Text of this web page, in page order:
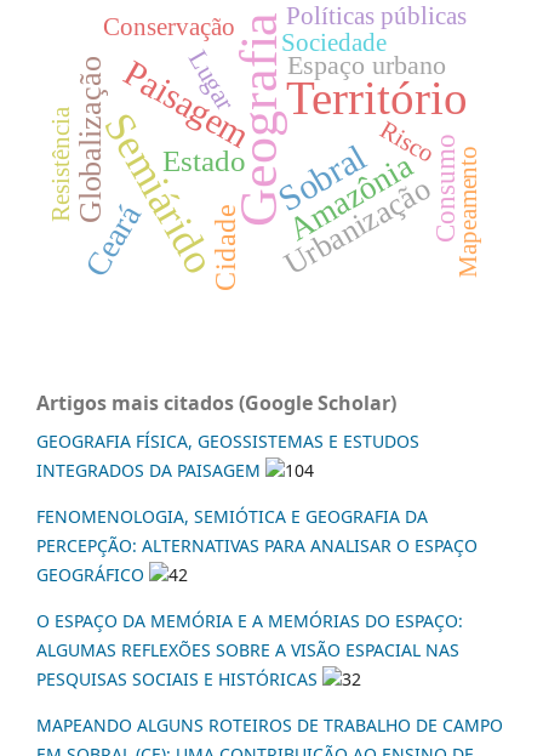
GeografiaTerritório
Semiárido Sobral
Paisagem
Ceará Amazônia
Globalização
Urbanização
Cidade
Estado Consumo
Espaço urbano
Lugar
Resistência Mapeamento
Risco
Sociedade
Políticas públicas
Conservação
Artigos mais citados (Google Scholar)
GEOGRAFIA FÍSICA, GEOSSISTEMAS E ESTUDOS
INTEGRADOS DA PAISAGEM
104
FENOMENOLOGIA, SEMIÓTICA E GEOGRAFIA DA
PERCEPÇÃO: ALTERNATIVAS PARA ANALISAR O ESPAÇO
GEOGRÁFICO
42
O ESPAÇO DA MEMÓRIA E A MEMÓRIAS DO ESPAÇO:
ALGUMAS REFLEXÕES SOBRE A VISÃO ESPACIAL NAS
PESQUISAS SOCIAIS E HISTÓRICAS
32
MAPEANDO ALGUNS ROTEIROS DE TRABALHO DE CAMPO